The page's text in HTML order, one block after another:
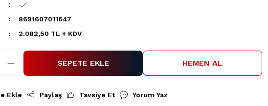
8691607011647
2.082,50 TL + KDV
SEPETE EKLE HEMEN AL
Paylaş Tavsiye Et Yorum Yaz